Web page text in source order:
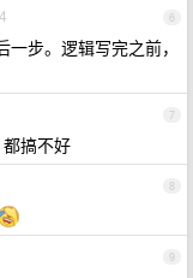
6
4
步。逻辑写完之前，
7
搞不好
8
9